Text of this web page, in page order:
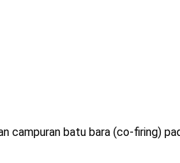
campuran batu bara (co-firing)